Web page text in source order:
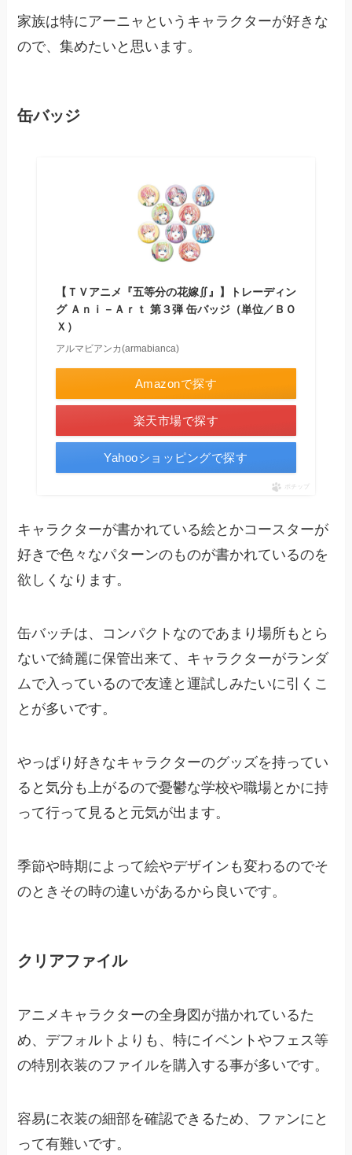
家族は特にアーニャというキャラクターが好きな
ので、集めたいと思います。
缶バッジ
【ＴＶアニメ『五等分の花嫁∬』】トレーディン
グ Ａｎｉ－Ａｒｔ 第３弾 缶バッジ（単位／ＢＯ
Ｘ）
アルマビアンカ(armabianca)
Amazonで探す
楽天市場で探す
Yahooショッピングで探す
ポチップ
キャラクターが書かれている絵とかコースターが
好きで色々なパターンのものが書かれているのを
欲しくなります。
缶バッチは、コンパクトなのであまり場所もとら
ないで綺麗に保管出来て、キャラクターがランダ
ムで入っているので友達と運試しみたいに引くこ
とが多いです。
やっぱり好きなキャラクターのグッズを持ってい
ると気分も上がるので憂鬱な学校や職場とかに持
って行って見ると元気が出ます。
季節や時期によって絵やデザインも変わるのでそ
のときその時の違いがあるから良いです。
クリアファイル
アニメキャラクターの全身図が描かれているた
め、デフォルトよりも、特にイベントやフェス等
の特別衣装のファイルを購入する事が多いです。
容易に衣装の細部を確認できるため、ファンにと
って有難いです。